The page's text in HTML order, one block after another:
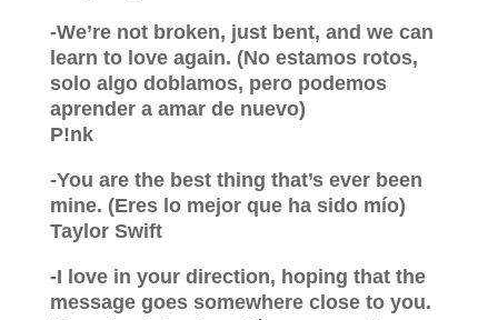
-We’re not broken, just bent, and we can
learn to love again. (No estamos rotos,
solo algo doblamos, pero podemos
aprender a amar de nuevo)
P!nk
-You are the best thing that’s ever been
mine. (Eres lo mejor que ha sido mío)
Taylor Swift
-I love in your direction, hoping that the
message goes somewhere close to you.